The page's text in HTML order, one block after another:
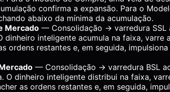
confirma a expansão. Para o
abaixo da mínima da acumulação.
Mercado — Consolidação → varredura
dinheiro inteligente acumula na faixa, varre
ordens restantes e, em seguida,
— Consolidação → varredura BSL
O dinheiro inteligente distribui na faixa,
as ordens restantes e, em seguida,